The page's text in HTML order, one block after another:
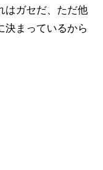
はガセだ、ただ他
決まっているから